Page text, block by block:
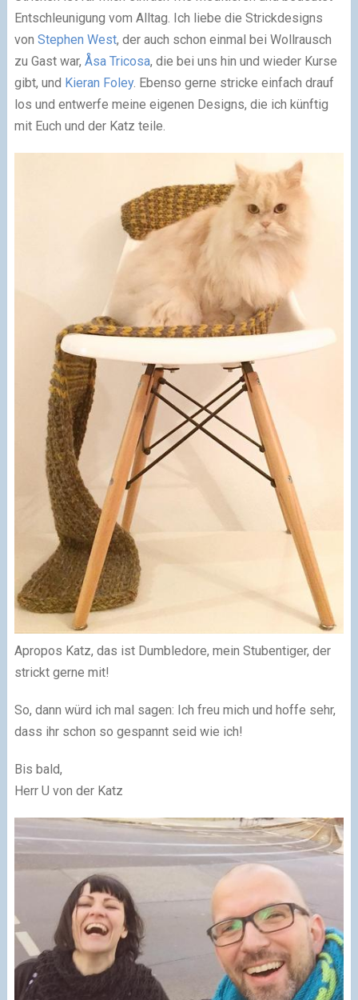
Entschleunigung vom Alltag. Ich liebe die Strickdesigns
von Stephen West, der auch schon einmal bei Wollrausch
zu Gast war, Åsa Tricosa, die bei uns hin und wieder Kurse
gibt, und Kieran Foley. Ebenso gerne stricke einfach drauf
los und entwerfe meine eigenen Designs, die ich künftig
mit Euch und der Katz teile.
Apropos Katz, das ist Dumbledore, mein Stubentiger, der
strickt gerne mit!
So, dann würd ich mal sagen: Ich freu mich und hoffe sehr,
dass ihr schon so gespannt seid wie ich!
Bis bald,
Herr U von der Katz